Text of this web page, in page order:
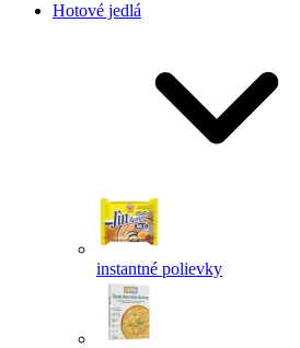
Hotové jedlá
instantné polievky